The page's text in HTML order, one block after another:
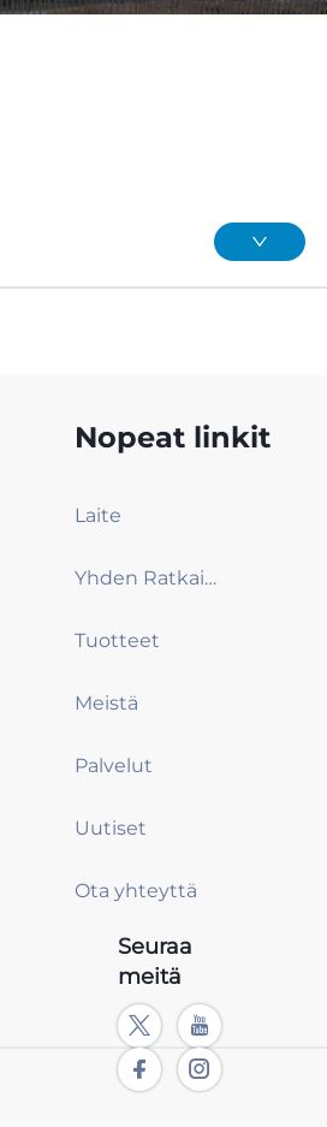
Nopeat linkit
Laite
Yhden Ratkaisun Palvelu
Tuotteet
Meistä
Palvelut
Uutiset
Ota yhteyttä
Seuraa
meitä